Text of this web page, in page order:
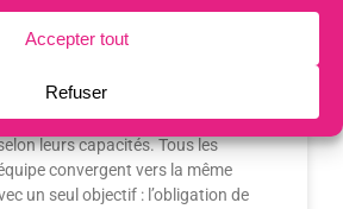
parcours de 2960m. La particularité
en situation de handicap et
d’avoir ses 4 coureurs repartis
leurs capacités. Tous les
convergent vers la même
un seul objectif : l’obligation de